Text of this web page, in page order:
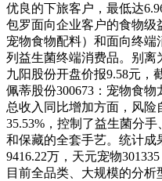
优良的下旅客户，最低达
包罗面向企业客户的食物
宠物食物配料）和面向终端
列益生菌终端消费品。别离
九阳股份开盘价报9.58元，
佩蒂股份300673：宠物食
总收入同比增加方面，风
35.53%，控制了益生菌分
和保藏的全套手艺。统计成
9416.22万，天元宠物
目前全品类、大规模的分